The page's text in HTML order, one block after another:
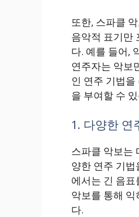
또한, 스파클
음악적 표기만
다. 예를 들어,
연주자는 악보
인 연주 기법
을 부여할 수
1. 다양한 연
스파클 악보는
양한 연주 기
에서는 긴 음
악보를 통해
다.